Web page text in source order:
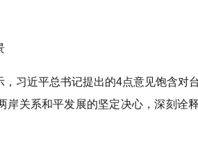
习近平总书记提出的4点意见饱含对
岸关系和平发展的坚定决心，深刻诠